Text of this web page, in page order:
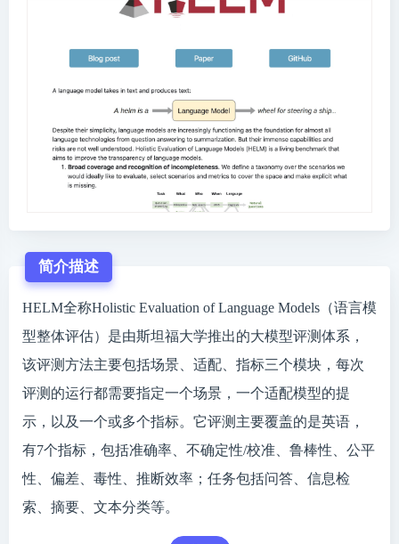
简介描述
HELM全称Holistic Evaluation of Language Models（语言模
型整体评估）是由斯坦福大学推出的大模型评测体系，
该评测方法主要包括场景、适配、指标三个模块，每次
评测的运行都需要指定一个场景，一个适配模型的提
示，以及一个或多个指标。它评测主要覆盖的是英语，
有7个指标，包括准确率、不确定性/校准、鲁棒性、公平
性、偏差、毒性、推断效率；任务包括问答、信息检
索、摘要、文本分类等。